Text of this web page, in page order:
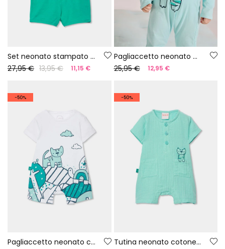
Set neonato stampato in cotone
27,95 € 13,95 € 11,15 €
Pagliaccetto neonato maglia verde
25,95 €
12,95 €
-50%
Pagliaccetto neonato cotone colore bianco
-50%
Tutina neonato cotone verde